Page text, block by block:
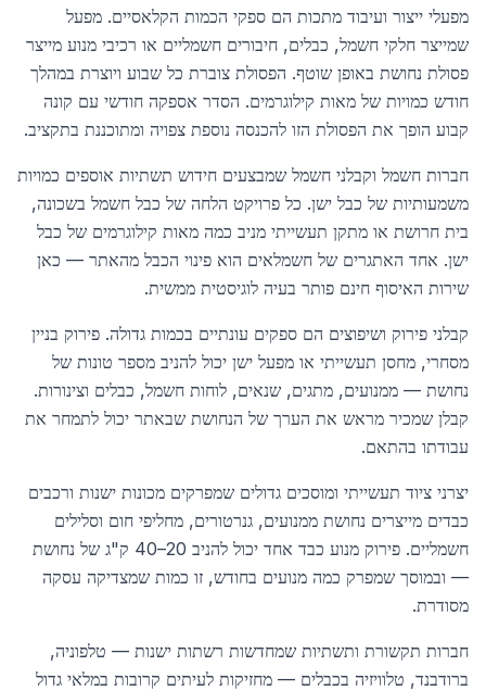
מפעלי ייצור ועיבוד מתכות הם ספקי הכמות הקלאסיים. מפעל
שמייצר חלקי חשמל, כבלים, חיבורים חשמליים או רכיבי מנוע מייצר
פסולת נחושת באופן שוטף. הפסולת צוברת כל שבוע ויוצרת במהלך
חודש כמויות של מאות קילוגרמים. הסדר אספקה חודשי עם קונה
קבוע הופך את הפסולת הזו להכנסה נוספת צפויה ומתוכננת בתקציב.
חברות חשמל וקבלני חשמל שמבצעים חידוש תשתיות אוספים כמויות
משמעותיות של כבל ישן. כל פרויקט הלחה של כבל חשמל בשכונה,
בית חרושת או מתקן תעשייתי מניב כמה מאות קילוגרמים של כבל
ישן. אחד האתגרים של חשמלאים הוא פינוי הכבל מהאתר — כאן
שירות האיסוף חינם פותר בעיה לוגיסטית ממשית.
קבלני פירוק ושיפוצים הם ספקים עונתיים בכמות גדולה. פירוק בניין
מסחרי, מחסן תעשייתי או מפעל ישן יכול להניב מספר טונות של
נחושת — ממנועים, מתגים, שנאים, לוחות חשמל, כבלים וצינורות.
קבלן שמכיר מראש את הערך של הנחושת שבאתר יכול לתמחר את
עבודתו בהתאם.
יצרני ציוד תעשייתי ומוסכים גדולים שמפרקים מכונות ישנות ורכבים
כבדים מייצרים נחושת ממנועים, גנרטורים, מחליפי חום וסלילים
חשמליים. פירוק מנוע כבד אחד יכול להניב 20–40 ק"ג של נחושת
— ובמוסך שמפרק כמה מנועים בחודש, זו כמות שמצדיקה עסקה
מסודרת.
חברות תקשורת ותשתיות שמחדשות רשתות ישנות — טלפוניה,
ברודבנד, טלוויזיה בכבלים — מחזיקות לעיתים קרובות במלאי גדול